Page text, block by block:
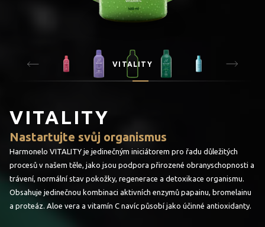
VITALITY
VITALITY
Nastartujte svůj organismus
Harmonelo VITALITY je jedinečným iniciátorem pro řadu důležitých
procesů v našem těle, jako jsou podpora přirozené obranyschopnosti a
trávení, normální stav pokožky, regenerace a detoxikace organismu.
Obsahuje jedinečnou kombinaci aktivních enzymů papainu, bromelainu
a proteáz. Aloe vera a vitamín C navíc působí jako účinné antioxidanty.